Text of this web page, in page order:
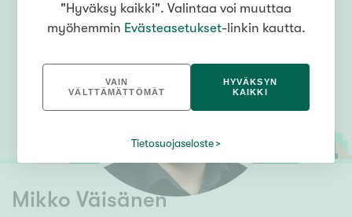
Mikko Väisänen
"Hyväksy kaikki". Valintaa voi muuttaa
myöhemmin Evästeasetukset-linkin kautta.
VAIN
VÄLTTÄMÄTTÖMÄT
HYVÄKSYN
KAIKKI
Tietosuojaseloste